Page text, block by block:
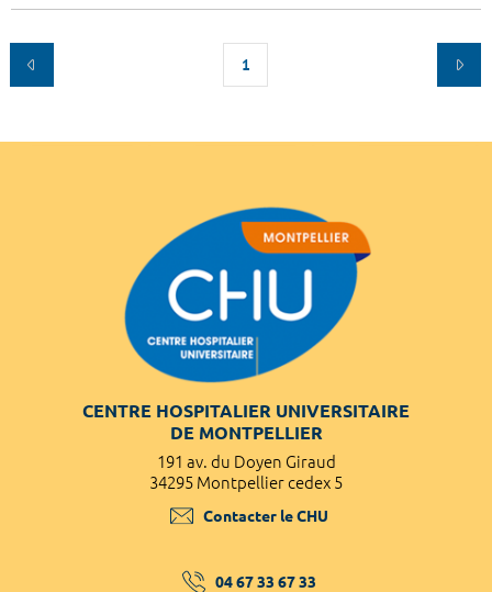
1
CENTRE HOSPITALIER UNIVERSITAIRE
DE MONTPELLIER
191 av. du Doyen Giraud
34295 Montpellier cedex 5
Contacter le CHU
04 67 33 67 33